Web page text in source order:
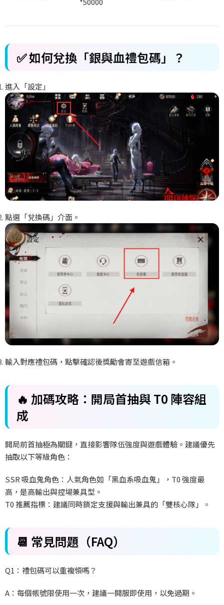
✅ 如何兌換「銀與血禮包碼」？
進入「設定」
點選「兌換碼」介面。
輸入對應禮包碼，點擊確認後獎勵會寄至遊戲信箱。
🔥 加碼攻略：開局首抽與 T0 陣容組
成
開局前首抽極為關鍵，直接影響隊伍強度與遊戲體驗。建議優先
抽取以下等級角色：
SSR 吸血鬼角色：人氣角色如「黑血系吸血鬼」，T0 強度最
高，是高輸出與控場兼具型。
T0 推薦指標：建議同時鎖定支援與輸出兼具的「雙核心隊」。
📆 常見問題（FAQ）
Q1：禮包碼可以重複領嗎？
A：每個帳號限使用一次，建議一開服即使用，以免過期。